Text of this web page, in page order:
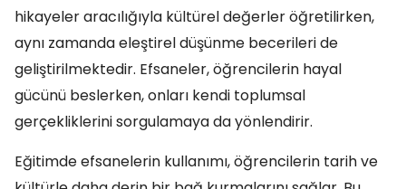
hikayeler aracılığıyla kültürel değerler öğretilirken,
aynı zamanda eleştirel düşünme becerileri de
geliştirilmektedir. Efsaneler, öğrencilerin hayal
gücünü beslerken, onları kendi toplumsal
gerçekliklerini sorgulamaya da yönlendirir.
Eğitimde efsanelerin kullanımı, öğrencilerin tarih ve